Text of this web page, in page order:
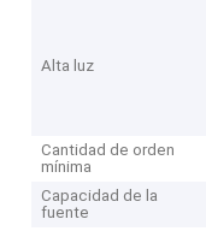
Alta luz
Cantidad de orden
mínima
Capacidad de la
fuente